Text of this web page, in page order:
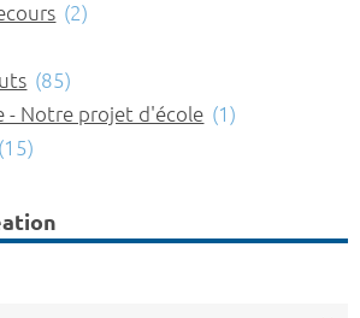
(2)
(85)
- Notre projet d'école (1)
(15)